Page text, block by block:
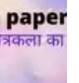
D 31 अगस्त
B 21 मार्च✅...